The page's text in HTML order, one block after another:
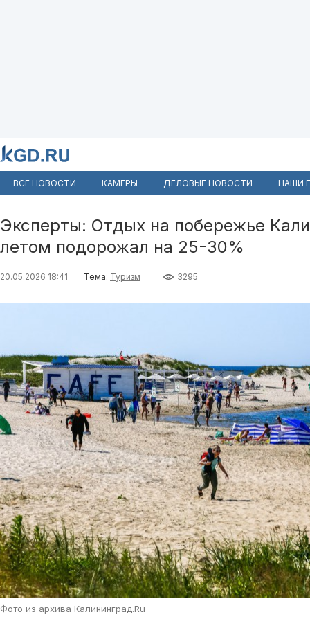
ВСЕ НОВОСТИ КАМЕРЫ ДЕЛОВЫЕ НОВОСТИ НАШИ
Эксперты: Отдых на побережье
летом подорожал на 25-30%
20.05.2026 18:41 Тема: Туризм 3295
Фото из архива Калининград.Ru